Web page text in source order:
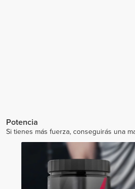
Potencia
Si tienes más fuerza, conseguirás una